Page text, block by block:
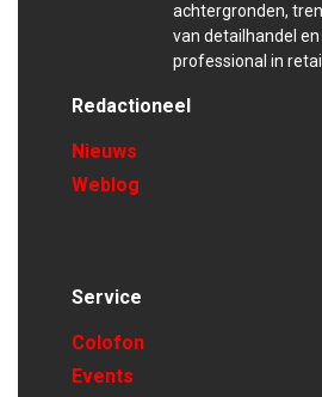
achtergronden,
van detailhandel
professional in
Redactioneel
Nieuws
Weblog
Service
Colofon
Events